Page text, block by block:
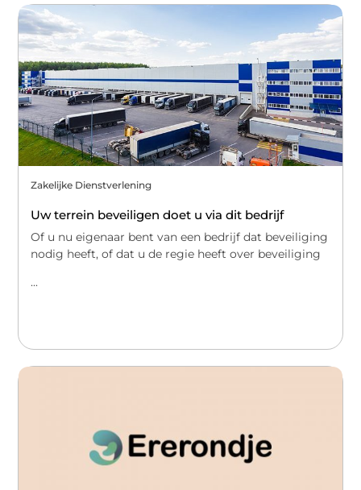
Zakelijke Dienstverlening
Uw terrein beveiligen doet u via dit bedrijf
Of u nu eigenaar bent van een bedrijf dat beveiliging
nodig heeft, of dat u de regie heeft over beveiliging
...